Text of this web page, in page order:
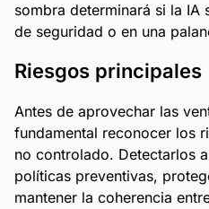
sombra determinará si la IA
de seguridad o en una
Riesgos principales
Antes de aprovechar las
fundamental reconocer los
no controlado. Detectarlos
políticas preventivas,
mantener la coherencia